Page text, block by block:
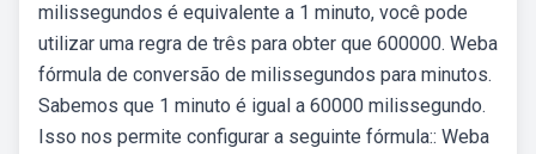
milissegundos é equivalente a 1 minuto, você pode
utilizar uma regra de três para obter que 600000. Weba
fórmula de conversão de milissegundos para minutos.
Sabemos que 1 minuto é igual a 60000 milissegundo.
Isso nos permite configurar a seguinte fórmula:: Weba